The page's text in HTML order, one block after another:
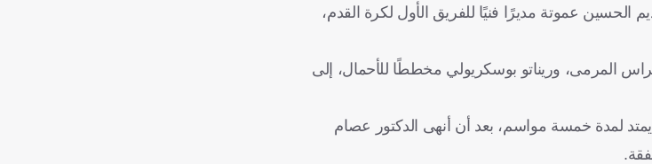
الحسين عموتة مديرًا فنيًا للفريق الأول لكرة القدم،
المرمى، وريناتو بوسكريولي مخططًا للأحمال، إلى
يمتد لمدة خمسة مواسم، بعد أن أنهى الدكتور عصام